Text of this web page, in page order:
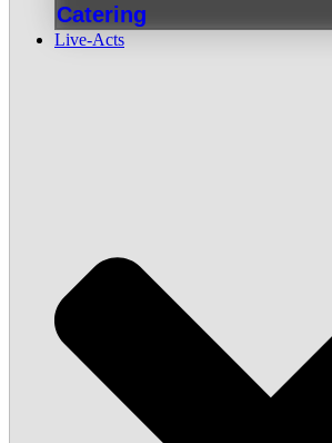
Catering
Live-Acts